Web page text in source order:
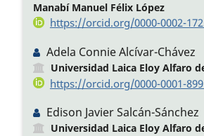
Manabí Manuel Félix López
https://orcid.org/0000-0002-
Adela Connie Alcívar-Chávez
Universidad Laica Eloy Alfaro
https://orcid.org/0000-0001-
Edison Javier Salcán-Sánchez
Universidad Laica Eloy Alfaro